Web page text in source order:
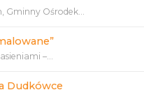
Gminny Ośrodek...
–...
Dudkówce